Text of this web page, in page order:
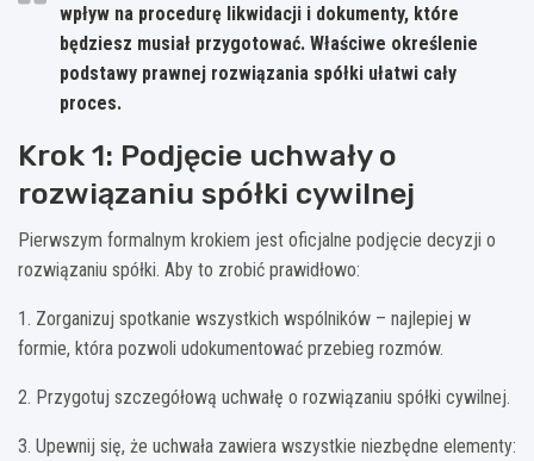
wpływ na procedurę likwidacji i dokumenty, które
będziesz musiał przygotować. Właściwe określenie
podstawy prawnej rozwiązania spółki ułatwi cały
proces.
Krok 1: Podjęcie uchwały o
rozwiązaniu spółki cywilnej
Pierwszym formalnym krokiem jest oficjalne podjęcie decyzji o
rozwiązaniu spółki. Aby to zrobić prawidłowo:
1. Zorganizuj spotkanie wszystkich wspólników – najlepiej w
formie, która pozwoli udokumentować przebieg rozmów.
2. Przygotuj szczegółową uchwałę o rozwiązaniu spółki cywilnej.
3. Upewnij się, że uchwała zawiera wszystkie niezbędne elementy: